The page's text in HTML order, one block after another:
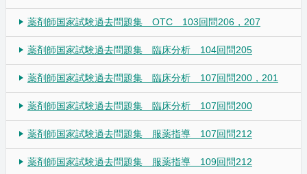
薬剤師国家試験過去問題集 OTC 103回問206，207
薬剤師国家試験過去問題集 臨床分析 104回問205
薬剤師国家試験過去問題集 臨床分析 107回問200，201
薬剤師国家試験過去問題集 臨床分析 107回問200
薬剤師国家試験過去問題集 服薬指導 107回問212
薬剤師国家試験過去問題集 服薬指導 109回問212